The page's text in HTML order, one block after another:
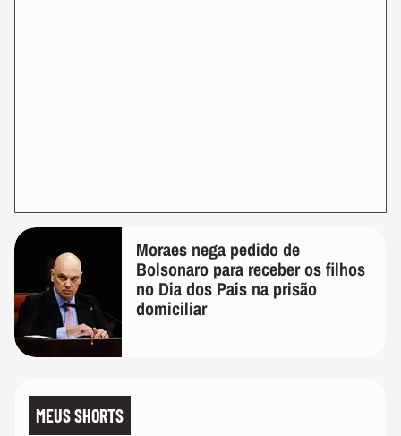
Moraes nega pedido de
Bolsonaro para receber os filhos
no Dia dos Pais na prisão
domiciliar
MEUS SHORTS